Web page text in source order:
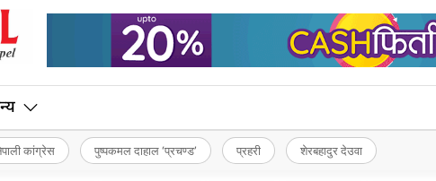
कांग्रेस पुष्पकमल दाहाल ‘प्रचण्ड’ प्रहरी शेरबहादुर देउवा